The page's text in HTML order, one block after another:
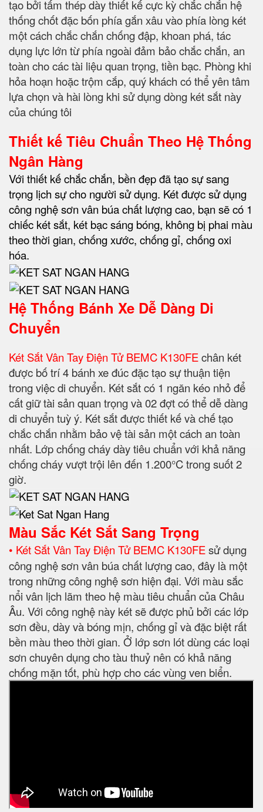
tạo bởi tấm thép dày thiết kế cực kỳ chắc chắn hệ
thống chốt đặc bốn phía gắn xâu vào phía lòng két
một cách chắc chắn chống đập, khoan phá, tác
dụng lực lớn từ phía ngoài đảm bảo chắc chắn, an
toàn cho các tài liệu quan trọng, tiền bạc. Phòng khi
hỏa hoạn hoặc trộm cắp, quý khách có thể yên tâm
lựa chọn và hài lòng khi sử dụng dòng két sắt này
của chúng tôi
Thiết kế Tiêu Chuẩn Theo Hệ Thống
Ngân Hàng
Với thiết kế chắc chắn, bền đẹp đã tạo sự sang
trọng lịch sự cho người sử dụng. Két được sử dụng
công nghệ sơn vân búa chất lượng cao, bạn sẽ có 1
chiếc két sắt, két bạc sáng bóng, không bị phai màu
theo thời gian, chống xước, chống gỉ, chống oxi
hóa.
Hệ Thống Bánh Xe Dễ Dàng Di
Chuyển
Két Sắt Vân Tay Điện Tử BEMC K130FEchân két
được bố trí 4 bánh xe đúc đặc tạo sự thuận tiện
trong việc di chuyển. Két sắt có 1 ngăn kéo nhỏ để
cất giữ tài sản quan trọng và 02 đợt có thể dễ dàng
di chuyển tuỳ ý. Két sắt được thiết kế và chế tạo
chắc chắn nhằm bảo vệ tài sản một cách an toàn
nhất. Lớp chống cháy dày tiêu chuẩn với khả năng
chống cháy vượt trội lên đến 1.200°C trong suốt 2
giờ.
Màu Sắc Két Sắt Sang Trọng
• Két Sắt Vân Tay Điện Tử BEMC K130FEsử dụng
công nghệ sơn vân búa chất lượng cao, đây là một
trong những công nghệ sơn hiện đại. Với màu sắc
nổi vân lịch lãm theo hệ màu tiêu chuẩn của Châu
Âu. Với công nghệ này két sẽ được phủ bởi các lớp
sơn đều, dày và bóng mịn, chống gỉ và đặc biệt rất
bền màu theo thời gian. Ở lớp sơn lót dùng các loại
sơn chuyên dụng cho tàu thuỷ nên có khả năng
chống mặn tốt, phù hợp cho các vùng ven biển.